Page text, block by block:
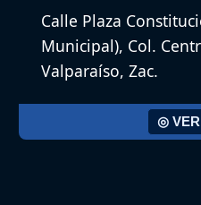
Calle Plaza
Municipal), Col.
Valparaíso, Zac.
◎